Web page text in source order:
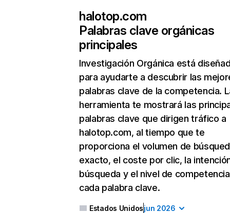
halotop.com
Palabras clave orgánicas
principales
Investigación Orgánica está
para ayudarte a descubrir las
palabras clave de la competencia.
herramienta te mostrará las
palabras clave que dirigen tráfico a
halotop.com, al tiempo que te
proporciona el volumen de
exacto, el coste por clic, la
búsqueda y el nivel de
cada palabra clave.
Estados Unidosjun 2026